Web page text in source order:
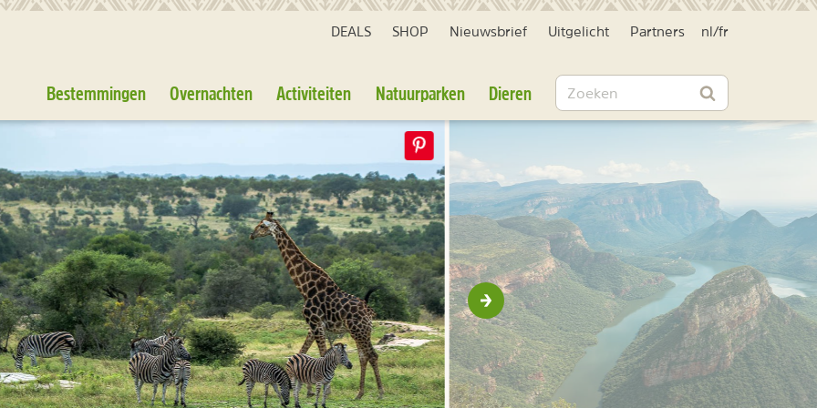
DEALS SHOP Nieuwsbrief Uitgelicht Partners nl /fr
Bestemmingen Overnachten Activiteiten Natuurparken Dieren Zoeken
Zoeken
Volgende